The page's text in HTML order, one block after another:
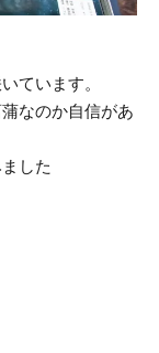
ています。
なのか自信があ
した